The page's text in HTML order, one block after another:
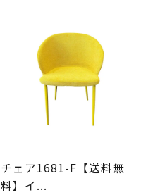
チェア1681-F【送料無
料】イ...